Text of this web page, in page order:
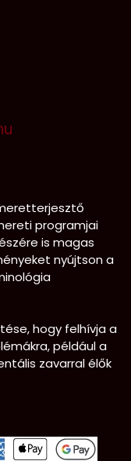
programjai
is magas
nyújtson a
hogy felhívja a
például a
zavarral élők